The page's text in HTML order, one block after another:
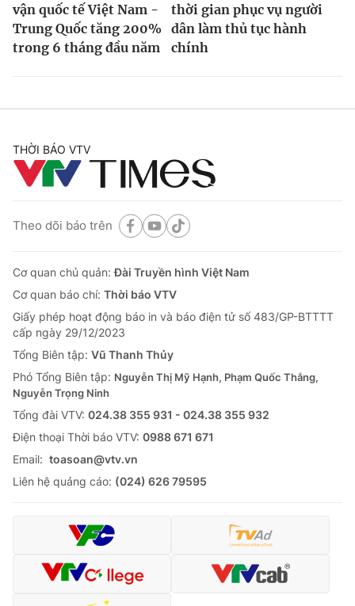
vận quốc tế Việt Nam -
Trung Quốc tăng 200%
trong 6 tháng đầu năm
thời gian phục vụ người
dân làm thủ tục hành
chính
THỜI BÁO VTV
Theo dõi báo trên
Cơ quan chủ quản:Đài Truyền hình Việt Nam
Cơ quan báo chí: Thời báo VTV
Giấy phép hoạt động báo in và báo điện tử số 483/GP-BTTTT
cấp ngày 29/12/2023
Tổng Biên tập: Vũ Thanh Thủy
Phó Tổng Biên tập: Nguyễn Thị Mỹ Hạnh, Phạm Quốc Thắng,
Nguyễn Trọng Ninh
Tổng đài VTV: 024.38 355 931 - 024.38 355 932
Ðiện thoại Thời báo VTV: 0988 671 671
Email: toasoan@vtv.vn
Liên hệ quảng cáo: (024) 626 79595